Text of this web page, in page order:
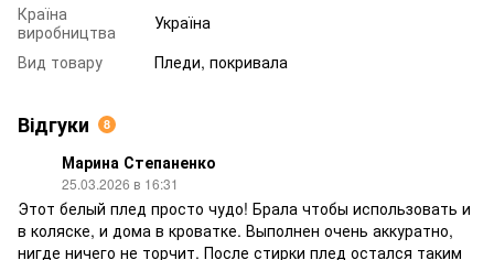
Країна
виробництва
Україна
Вид товару
Пледи, покривала
Відгуки 8
Марина Степаненко
25.03.2026 в 16:31
Этот белый плед просто чудо! Брала чтобы использовать и
в коляске, и дома в кроватке. Выполнен очень аккуратно,
нигде ничего не торчит. После стирки плед остался таким